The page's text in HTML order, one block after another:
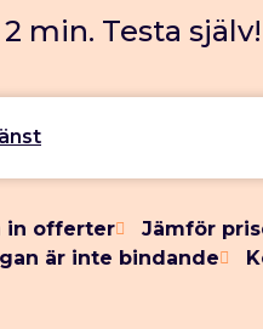
min. Testa själv!
in offerter
Jämför
är inte bindande